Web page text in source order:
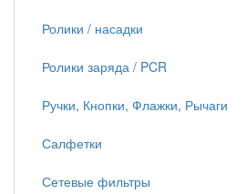
Ролики / насадки
Ролики заряда / PCR
Ручки, Кнопки, Флажки, Рычаги
Салфетки
Сетевые фильтры